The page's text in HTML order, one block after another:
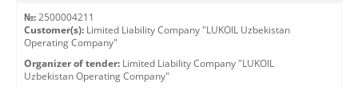
№: 2500004211
Customer(s): Limited Liability Company "LUKOIL Uzbekistan
Operating Company"
Organizer of tender: Limited Liability Company "LUKOIL
Uzbekistan Operating Company"